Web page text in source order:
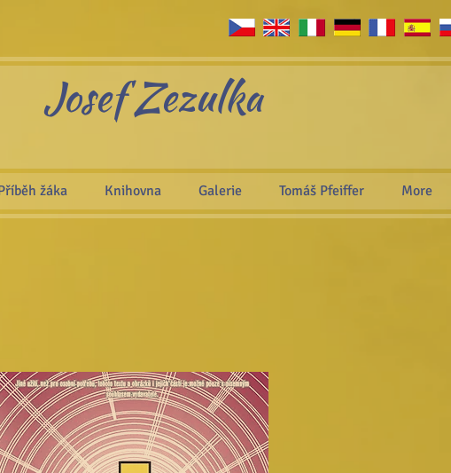
Josef Zezulka
žáka Knihovna Galerie Tomáš Pfeiffer More